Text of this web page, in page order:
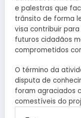
e palestras que
trânsito de forma
visa contribuir
futuros cidadãos
comprometidos
O término da
disputa de
foram agraciados
comestíveis do